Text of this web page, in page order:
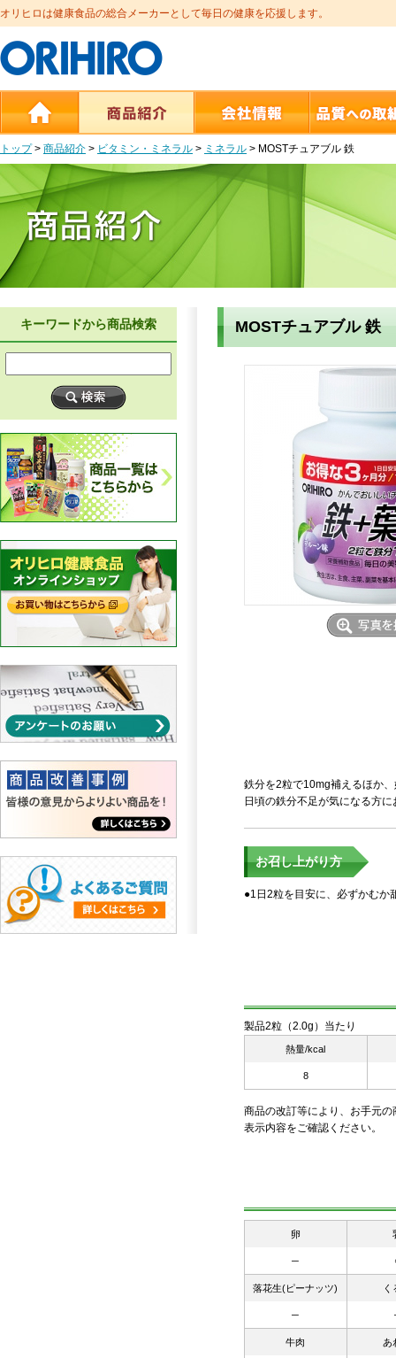
オリヒロは健康食品の総合メーカーとして毎日の健康を応援します。
トップ> 商品紹介 > ビタミン・ミネラル > ミネラル > MOSTチュアブル 鉄
キーワードから商品検索 MOSTチュアブル 鉄
鉄分を2粒で10mg補えるほか
日頃の鉄分不足が気になる方
お召し上がり方
●1日2粒を目安に、必ずかむか
製品2粒（2.0g）当たり
熱量/kcal
8
商品の改訂等により、お手元
表示内容をご確認ください。
卵
─
落花生(ピーナッツ) く
─
牛肉 あ